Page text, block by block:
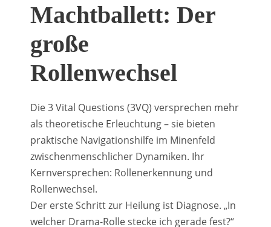
Machtballett: Der
große
Rollenwechsel
Die 3 Vital Questions (3VQ) versprechen mehr
als theoretische Erleuchtung – sie bieten
praktische Navigationshilfe im Minenfeld
zwischenmenschlicher Dynamiken. Ihr
Kernversprechen: Rollenerkennung und
Rollenwechsel.
Der erste Schritt zur Heilung ist Diagnose. „In
welcher Drama-Rolle stecke ich gerade fest?“